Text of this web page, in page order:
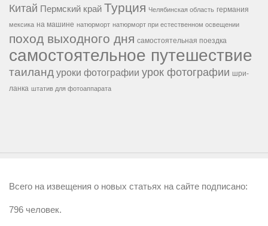
Китай Пермский край Турция Челябинская область германия
мексика на машине натюрморт натюрморт при естественном освещении
поход выходного дня самостоятельная поездка
самостоятельное путешествие
таиланд уроки фотографии урок фотографии шри-
ланка штатив для фотоаппарата
Всего на извещения о новых статьях на сайте подписано:
796 человек.